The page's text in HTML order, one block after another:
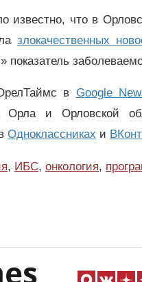
известно, что в
злокачественных
в Google
Орла и Орловской
Одноклассниках и
, ИБС, онкология,